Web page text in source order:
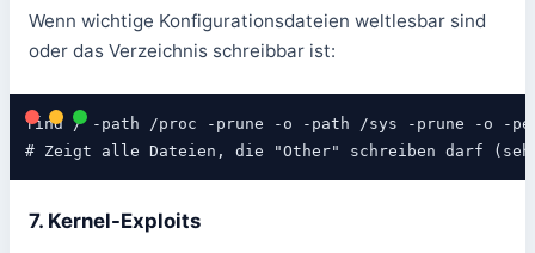
Wenn wichtige Konfigurationsdateien weltlesbar sind
oder das Verzeichnis schreibbar ist:
find / -path /proc -prune -o -path /sys -prune -o -
# Zeigt alle Dateien, die "Other" schreiben darf
7. Kernel-Exploits